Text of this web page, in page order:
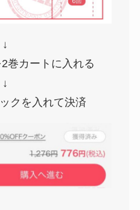
↓
巻カートに入れる
↓
クを入れて決済